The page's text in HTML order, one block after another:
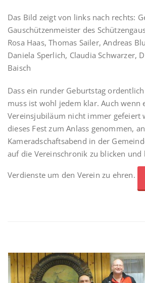
Das Bild zeigt von links nach rechts:
Gauschützenmeister des
Rosa Haas, Thomas Sailer, Andreas
Daniela Sperlich, Claudia Schwarzer,
Baisch
Dass ein runder Geburtstag
muss ist wohl jedem klar. Auch wenn
Vereinsjubiläum nicht immer gefeiert
dieses Fest zum Anlass genommen,
Kameradschaftsabend in der
auf die Vereinschronik zu blicken und
Verdienste um den Verein zu ehren.